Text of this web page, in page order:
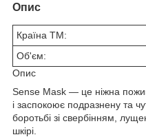
Опис
Країна ТМ:
Об'єм:
Опис
Sense Mask — це ніжна
і заспокоює подразнену та
боротьбі зі свербінням,
шкірі.